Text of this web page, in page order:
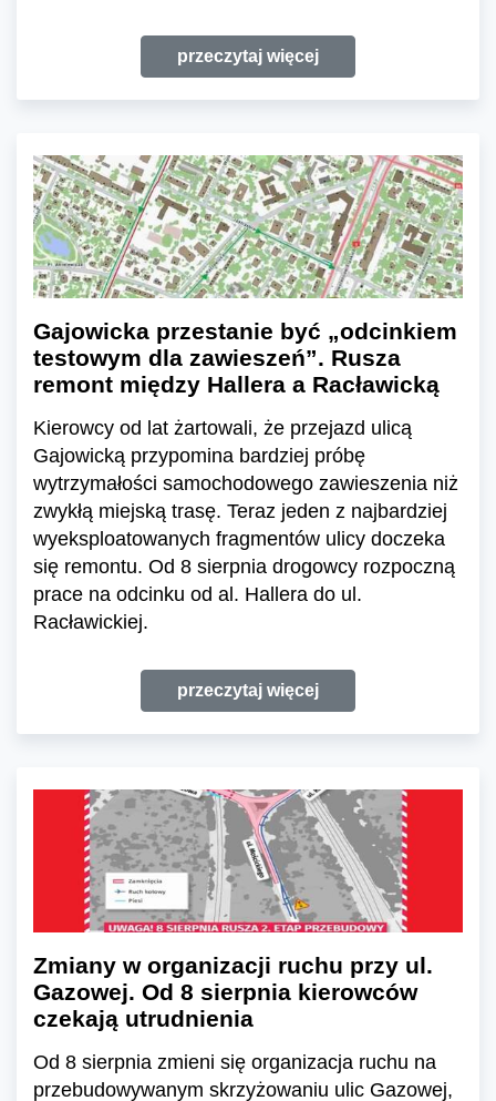
przeczytaj więcej
Gajowicka przestanie być „odcinkiem
testowym dla zawieszeń”. Rusza
remont między Hallera a Racławicką
Kierowcy od lat żartowali, że przejazd ulicą
Gajowicką przypomina bardziej próbę
wytrzymałości samochodowego zawieszenia niż
zwykłą miejską trasę. Teraz jeden z najbardziej
wyeksploatowanych fragmentów ulicy doczeka
się remontu. Od 8 sierpnia drogowcy rozpoczną
prace na odcinku od al. Hallera do ul.
Racławickiej.
przeczytaj więcej
Zmiany w organizacji ruchu przy ul.
Gazowej. Od 8 sierpnia kierowców
czekają utrudnienia
Od 8 sierpnia zmieni się organizacja ruchu na
przebudowywanym skrzyżowaniu ulic Gazowej,